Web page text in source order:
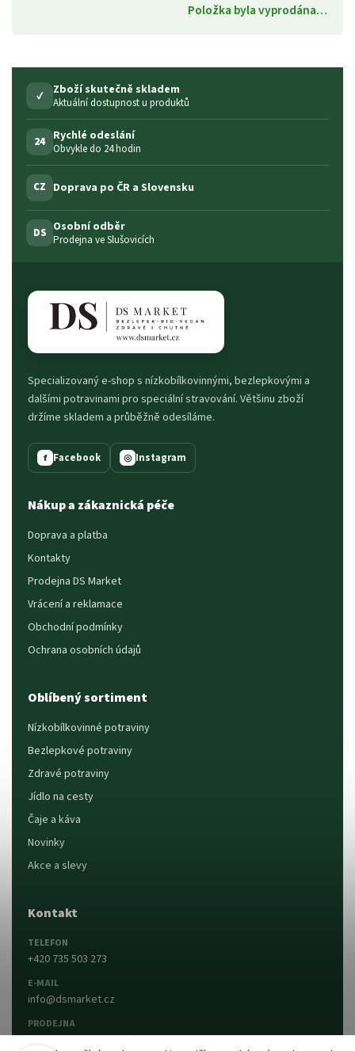
Položka byla vyprodána…
✓ Zboží skutečně skladem
Aktuální dostupnost u produktů
24 Rychlé odeslání
Obvykle do 24 hodin
CZ Doprava po ČR a Slovensku
DS Osobní odběr
Prodejna ve Slušovicích
Specializovaný e-shop s nízkobílkovinnými, bezlepkovými a
dalšími potravinami pro speciální stravování. Většinu zboží
držíme skladem a průběžně odesíláme.
f Facebook ◎ Instagram
Nákup a zákaznická péče
Doprava a platba
Kontakty
Prodejna DS Market
Vrácení a reklamace
Obchodní podmínky
Ochrana osobních údajů
Oblíbený sortiment
Nízkobílkovinné potraviny
Bezlepkové potraviny
Zdravé potraviny
Jídlo na cesty
Čaje a káva
Novinky
Akce a slevy
Kontakt
TELEFON
+420 735 503 273
E-MAIL
info@dsmarket.cz
PRODEJNA
Dlouhá 90, 763 15 Slušovice